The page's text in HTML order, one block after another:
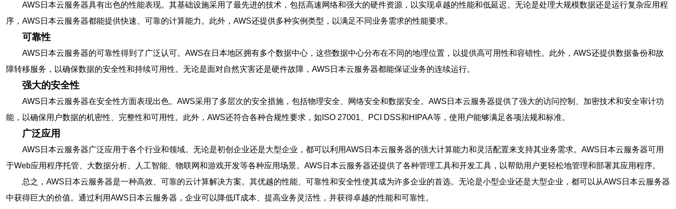
AWS日本云服务器具有出色的性能表现。其基础设施采用了最先进的技术，包括高速网络和强大的硬件资源，以实现卓越的性能和低延迟。无论是处理大规模数据还是运行复杂应用程
序，AWS日本云服务器都能提供快速、可靠的计算能力。此外，AWS还提供多种实例类型，以满足不同业务需求的性能要求。
可靠性
AWS日本云服务器的可靠性得到了广泛认可。AWS在日本地区拥有多个数据中心，这些数据中心分布在不同的地理位置，以提供高可用性和容错性。此外，AWS还提供数据备份和故
障转移服务，以确保数据的安全性和持续可用性。无论是面对自然灾害还是硬件故障，AWS日本云服务器都能保证业务的连续运行。
强大的安全性
AWS日本云服务器在安全性方面表现出色。AWS采用了多层次的安全措施，包括物理安全、网络安全和数据安全。AWS日本云服务器提供了强大的访问控制、加密技术和安全审计功
能，以确保用户数据的机密性、完整性和可用性。此外，AWS还符合各种合规性要求，如ISO 27001、PCI DSS和HIPAA等，使用户能够满足各项法规和标准。
广泛应用
AWS日本云服务器广泛应用于各个行业和领域。无论是初创企业还是大型企业，都可以利用AWS日本云服务器的强大计算能力和灵活配置来支持其业务需求。AWS日本云服务器可用
于Web应用程序托管、大数据分析、人工智能、物联网和游戏开发等各种应用场景。AWS日本云服务器还提供了各种管理工具和开发工具，以帮助用户更轻松地管理和部署其应用程序。
总之，AWS日本云服务器是一种高效、可靠的云计算解决方案。其优越的性能、可靠性和安全性使其成为许多企业的首选。无论是小型企业还是大型企业，都可以从AWS日本云服务器
中获得巨大的价值。通过利用AWS日本云服务器，企业可以降低IT成本、提高业务灵活性，并获得卓越的性能和可靠性。